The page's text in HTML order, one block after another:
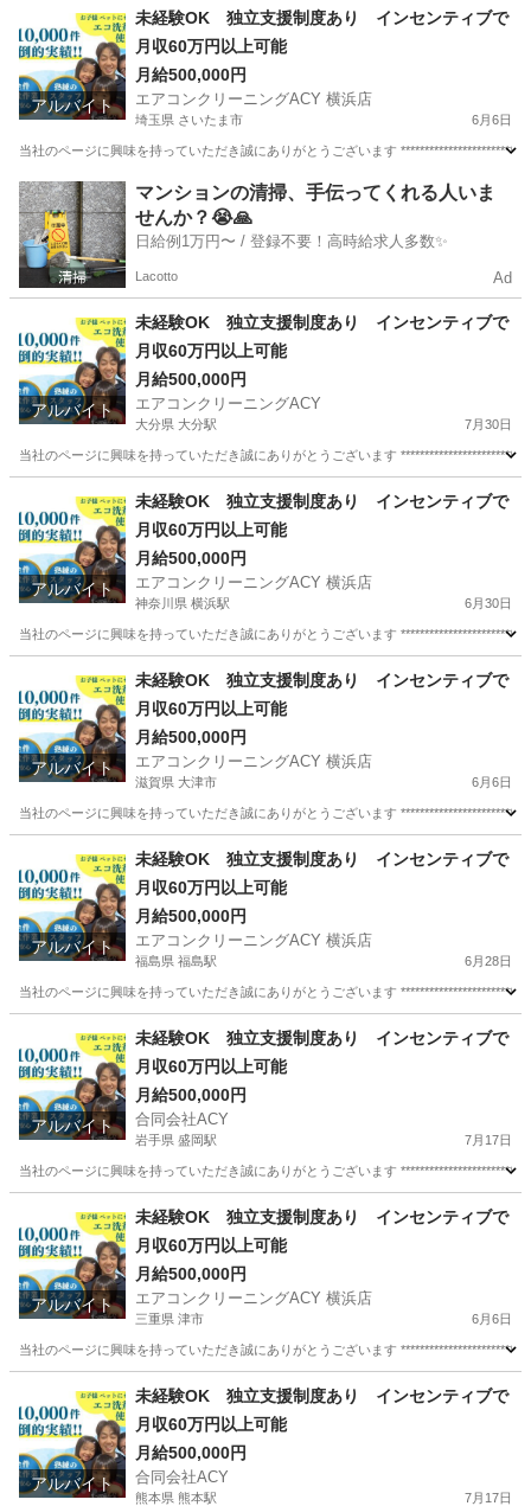
清掃 スタッフ
アルバイト
未経験OK 独立支援制度あり インセンティブで
月収60万円以上可能
月給500,000円
エアコンクリーニングACY 横浜店
埼玉県 さいたま市 6月6日
当社のページに興味を持っていただき誠にありがとうございます
埼玉 さいたま市 清掃 スタッフ
マンションの清掃、手伝ってくれる人いま
せんか？😭🙏
日給例1万円〜 / 登録不要！高時給求人多数✨
Lacotto Ad
アルバイト
未経験OK 独立支援制度あり インセンティブで
月収60万円以上可能
月給500,000円
エアコンクリーニングACY
大分県 大分駅 7月30日
当社のページに興味を持っていただき誠にありがとうございます
大分駅 清掃 スタッフ
アルバイト
未経験OK 独立支援制度あり インセンティブで
月収60万円以上可能
月給500,000円
エアコンクリーニングACY 横浜店
神奈川県 横浜駅 6月30日
当社のページに興味を持っていただき誠にありがとうございます
横浜駅 清掃 スタッフ
アルバイト
未経験OK 独立支援制度あり インセンティブで
月収60万円以上可能
月給500,000円
エアコンクリーニングACY 横浜店
滋賀県 大津市 6月6日
当社のページに興味を持っていただき誠にありがとうございます
清掃 スタッフ
アルバイト
未経験OK 独立支援制度あり インセンティブで
月収60万円以上可能
月給500,000円
エアコンクリーニングACY 横浜店
福島県 福島駅 6月28日
当社のページに興味を持っていただき誠にありがとうございます
福島駅 清掃 スタッフ
アルバイト
未経験OK 独立支援制度あり インセンティブで
月収60万円以上可能
月給500,000円
合同会社ACY
岩手県 盛岡駅 7月17日
当社のページに興味を持っていただき誠にありがとうございます
盛岡駅 清掃 スタッフ
アルバイト
未経験OK 独立支援制度あり インセンティブで
月収60万円以上可能
月給500,000円
エアコンクリーニングACY 横浜店
三重県 津市 6月6日
当社のページに興味を持っていただき誠にありがとうございます
清掃 スタッフ
アルバイト
未経験OK 独立支援制度あり インセンティブで
月収60万円以上可能
月給500,000円
合同会社ACY
熊本県 熊本駅 7月17日